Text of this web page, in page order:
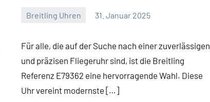
Breitling Uhren 31. Januar 2025
Navitimer
Für alle, die auf der Suche nach einer zuverlässigen
und präzisen Fliegeruhr sind, ist die Breitling
Referenz E79362 eine hervorragende Wahl. Diese
Uhr vereint modernste […]